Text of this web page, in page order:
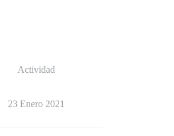
Actividad
23 Enero 2021